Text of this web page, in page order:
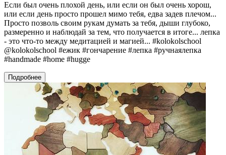
Если был очень плохой день, или если он был очень хорош,
или если день просто прошел мимо тебя, едва задев плечом...
Просто позволь своим рукам думать за тебя, дыши глубоко,
размеренно и наблюдай за тем, что получается в итоге... лепка
- это что-то между медитацией и магией... #kolokolschool
@kolokolschool #ежик #гончарение #лепка #ручнаялепка
#handmade #home #hugge
Подробнее